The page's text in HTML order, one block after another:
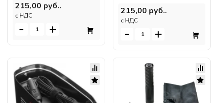
215,00 руб..
c НДС
- +
215,00 руб..
c НДС
- +